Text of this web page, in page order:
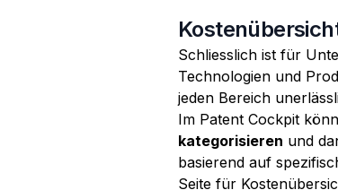
Schliesslich ist für
Technologien und
jeden Bereich
Im Patent Cockpit
kategorisieren und
basierend auf
Seite für